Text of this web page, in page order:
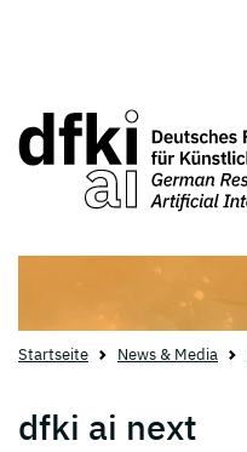
Startseite News & Media
dfki ai next